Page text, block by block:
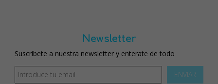
Newsletter
Suscríbete a nuestra newsletter y enterate de todo
ENVIAR